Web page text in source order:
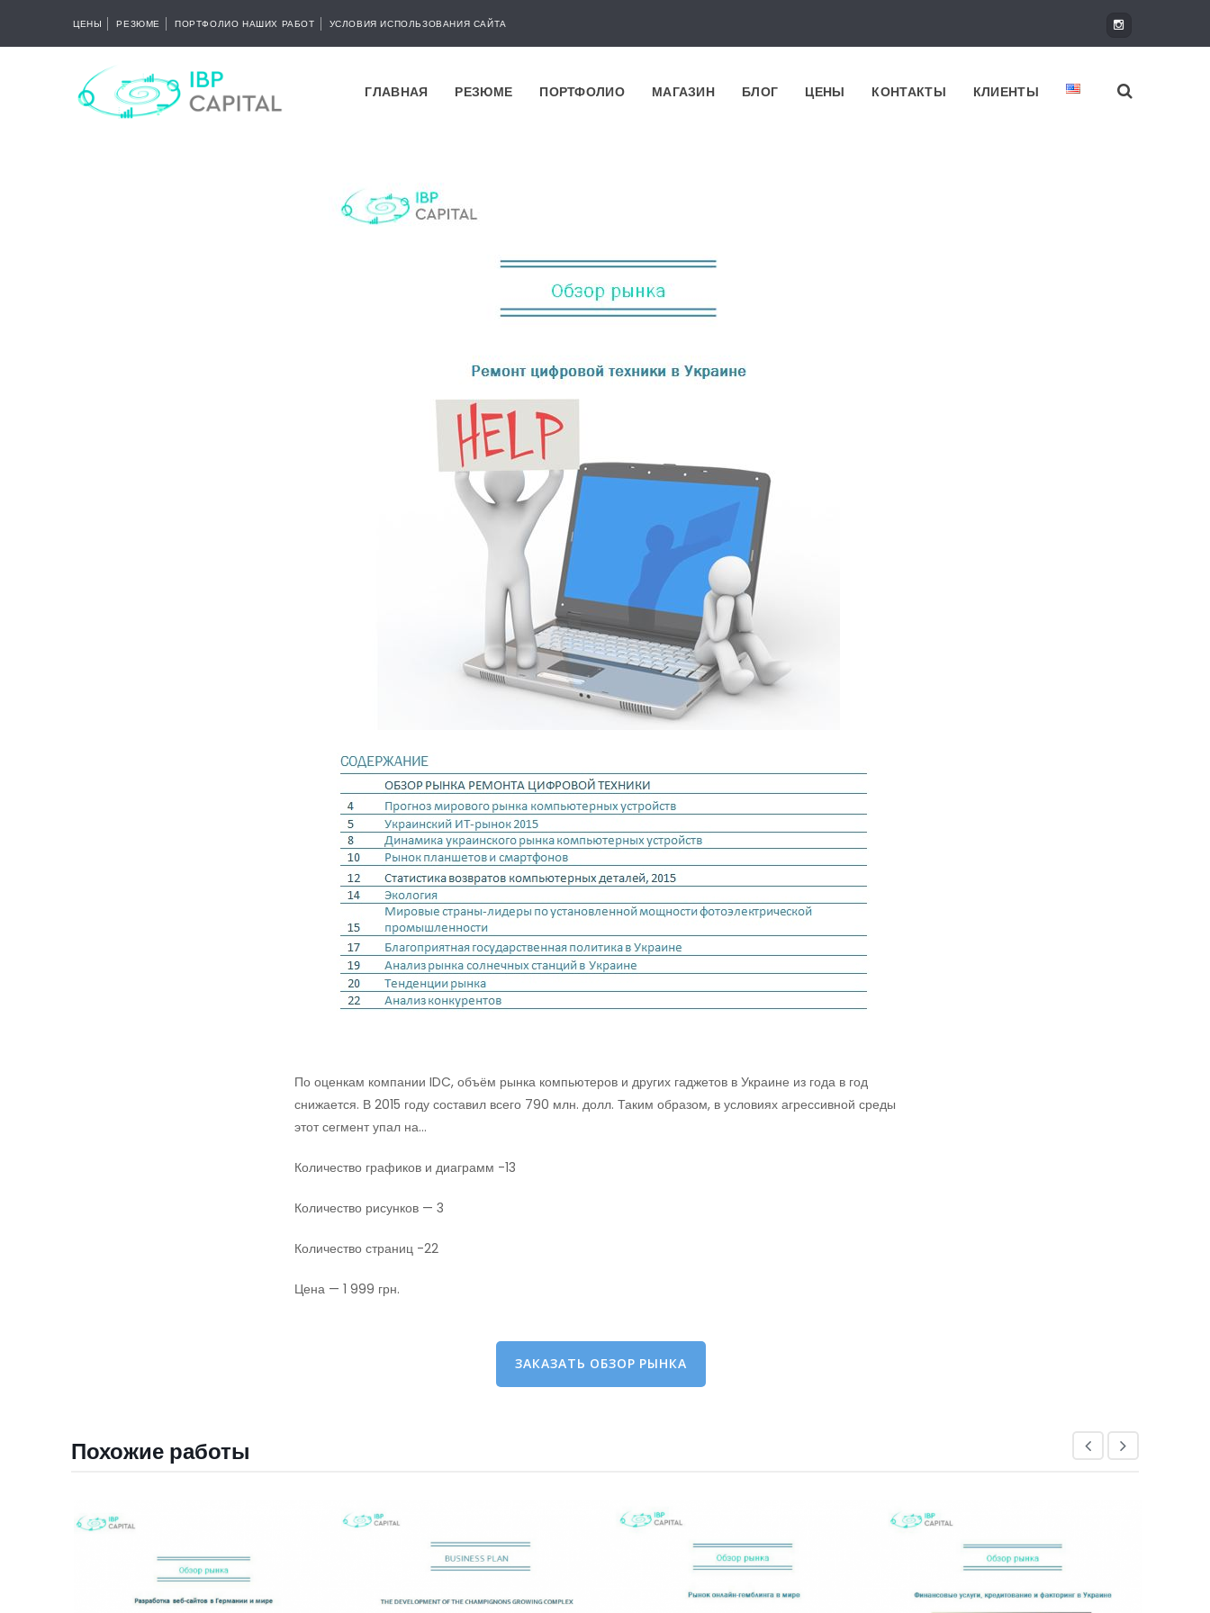
ЦЕНЫ РЕЗЮМЕ ПОРТФОЛИО НАШИХ РАБОТ УСЛОВИЯ ИСПОЛЬЗОВАНИЯ САЙТА
ГЛАВНАЯ РЕЗЮМЕ ПОРТФОЛИО МАГАЗИН БЛОГ ЦЕНЫ КОНТАКТЫ КЛИЕНТЫ
По оценкам компании IDC, объём рынка компьютеров и других гаджетов в Украине из года в год
снижается. В 2015 году составил всего 790 млн. долл. Таким образом, в условиях агрессивной среды
этот сегмент упал на…
Количество графиков и диаграмм -13
Количество рисунков — 3
Количество страниц -22
Цена — 1 999 грн.
ЗАКАЗАТЬ ОБЗОР РЫНКА
Похожие работы